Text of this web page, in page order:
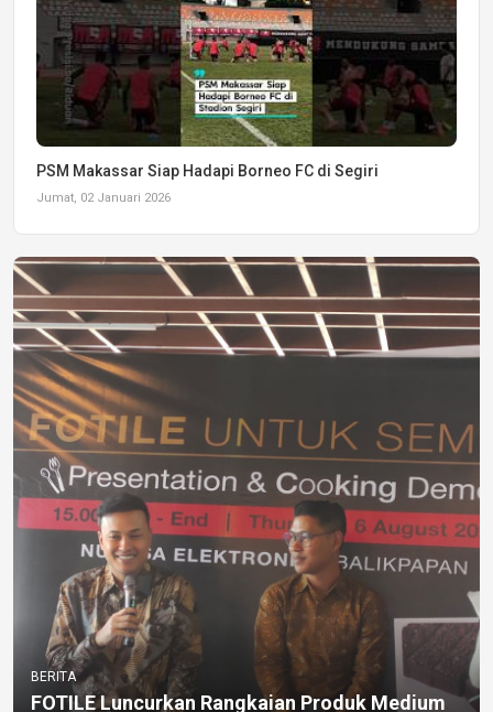
PSM Makassar Siap Hadapi Borneo FC di Segiri
Jumat, 02 Januari 2026
BERITA
FOTILE Luncurkan Rangkaian Produk Medium